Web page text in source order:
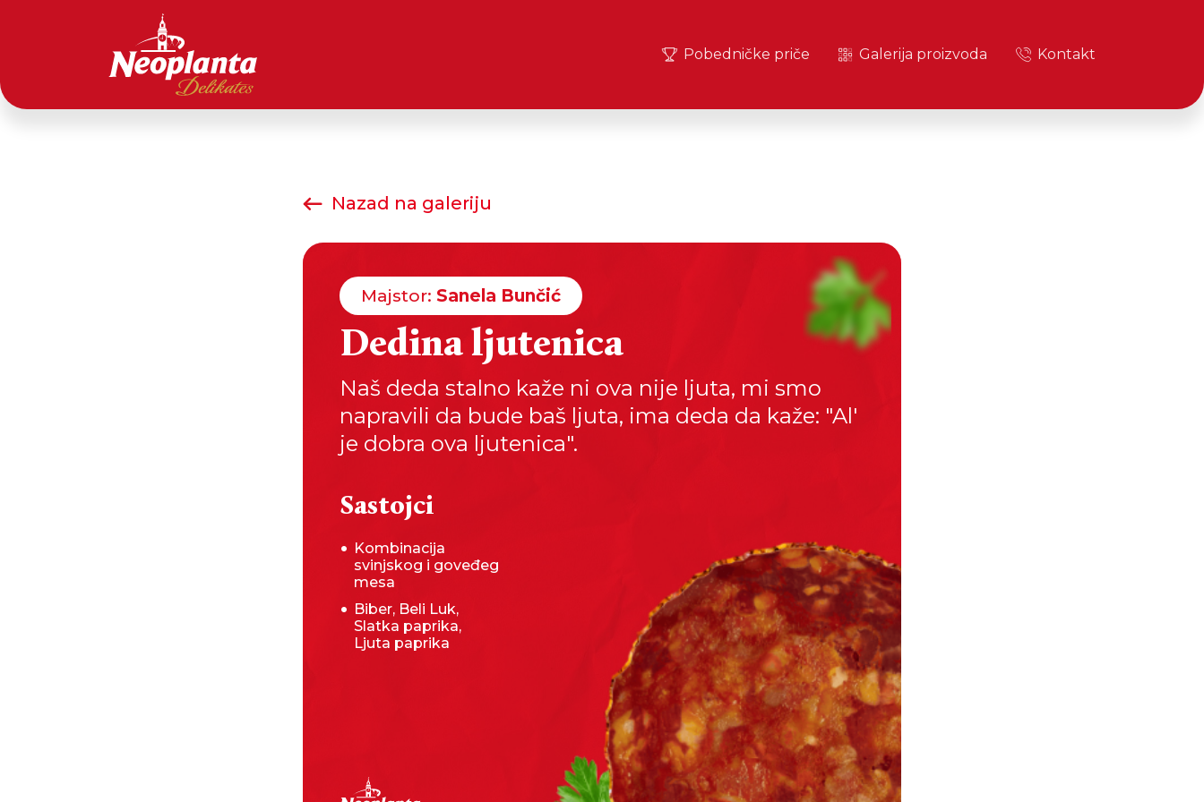
Pobedničke priče Galerija proizvoda Kontakt
Nazad na galeriju
Majstor: Sanela Bunčić
Dedina ljutenica
Naš deda stalno kaže ni ova nije ljuta, mi smo
napravili da bude baš ljuta, ima deda da kaže: "Al'
je dobra ova ljutenica".
Sastojci
Kombinacija
svinjskog i goveđeg
mesa
Biber, Beli Luk,
Slatka paprika,
Ljuta paprika